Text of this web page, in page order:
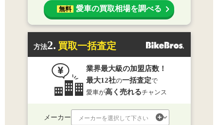
無料 愛車の買取相場を調べる
方法2. 買取一括査定
業界最大級の加盟店数！
最大12社の一括査定で
愛車が高く売れるチャンス
メーカー